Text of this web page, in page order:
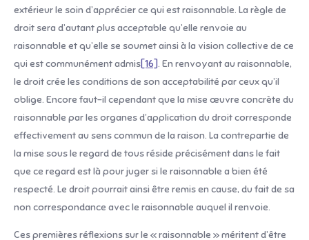
extérieur le soin d’apprécier ce qui est raisonnable. La règle de
droit sera d’autant plus acceptable qu’elle renvoie au
raisonnable et qu’elle se soumet ainsi à la vision collective de ce
qui est communément admis[16]. En renvoyant au raisonnable,
le droit crée les conditions de son acceptabilité par ceux qu’il
oblige. Encore faut-il cependant que la mise œuvre concrète du
raisonnable par les organes d’application du droit corresponde
effectivement au sens commun de la raison. La contrepartie de
la mise sous le regard de tous réside précisément dans le fait
que ce regard est là pour juger si le raisonnable a bien été
respecté. Le droit pourrait ainsi être remis en cause, du fait de sa
non correspondance avec le raisonnable auquel il renvoie.
Ces premières réflexions sur le « raisonnable » méritent d’être